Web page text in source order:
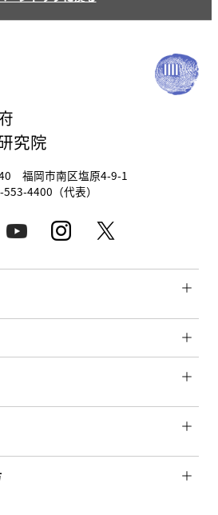
究院
福岡市南区塩原4-9-1
4400（代表）